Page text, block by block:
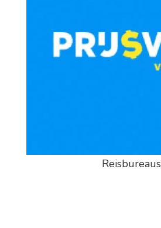
Reisbureaus